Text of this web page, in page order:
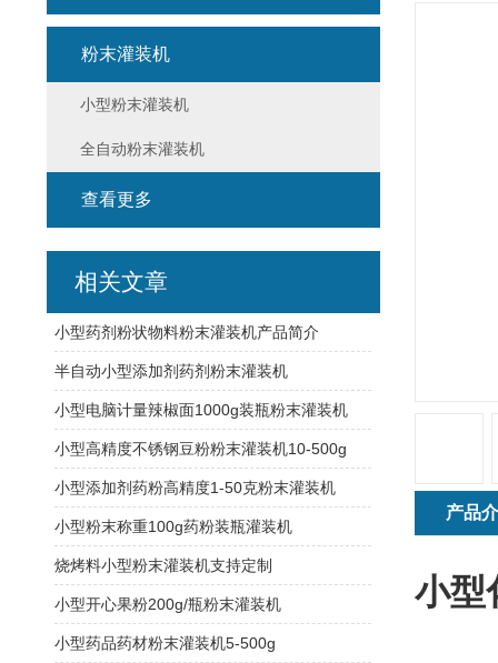
产品
小型
粉末灌装机
小型粉末灌装机
全自动粉末灌装机
查看更多
相关文章
小型药剂粉状物料粉末灌装机产品简介
半自动小型添加剂药剂粉末灌装机
小型电脑计量辣椒面1000g装瓶粉末灌装机
小型高精度不锈钢豆粉粉末灌装机10-500g
小型添加剂药粉高精度1-50克粉末灌装机
小型粉末称重100g药粉装瓶灌装机
烧烤料小型粉末灌装机支持定制
小型开心果粉200g/瓶粉末灌装机
小型药品药材粉末灌装机5-500g